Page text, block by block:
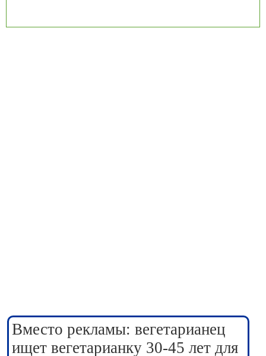
Вместо рекламы: вегетарианец
ищет вегетарианку 30-45 лет для